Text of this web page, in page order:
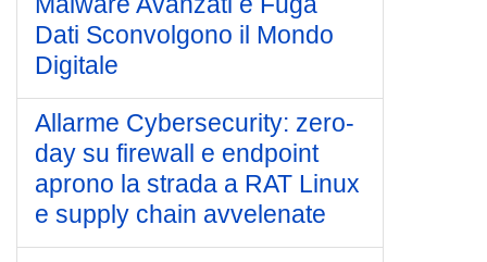
Dati Sconvolgono il Mondo
Digitale
Allarme Cybersecurity: zero-
day su firewall e endpoint
aprono la strada a RAT Linux
e supply chain avvelenate